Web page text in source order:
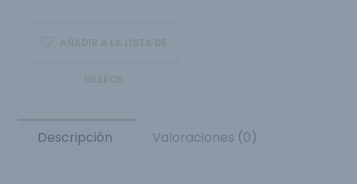
AÑADIR A LA LISTA DE
DESEOS
Descripción Valoraciones (0)